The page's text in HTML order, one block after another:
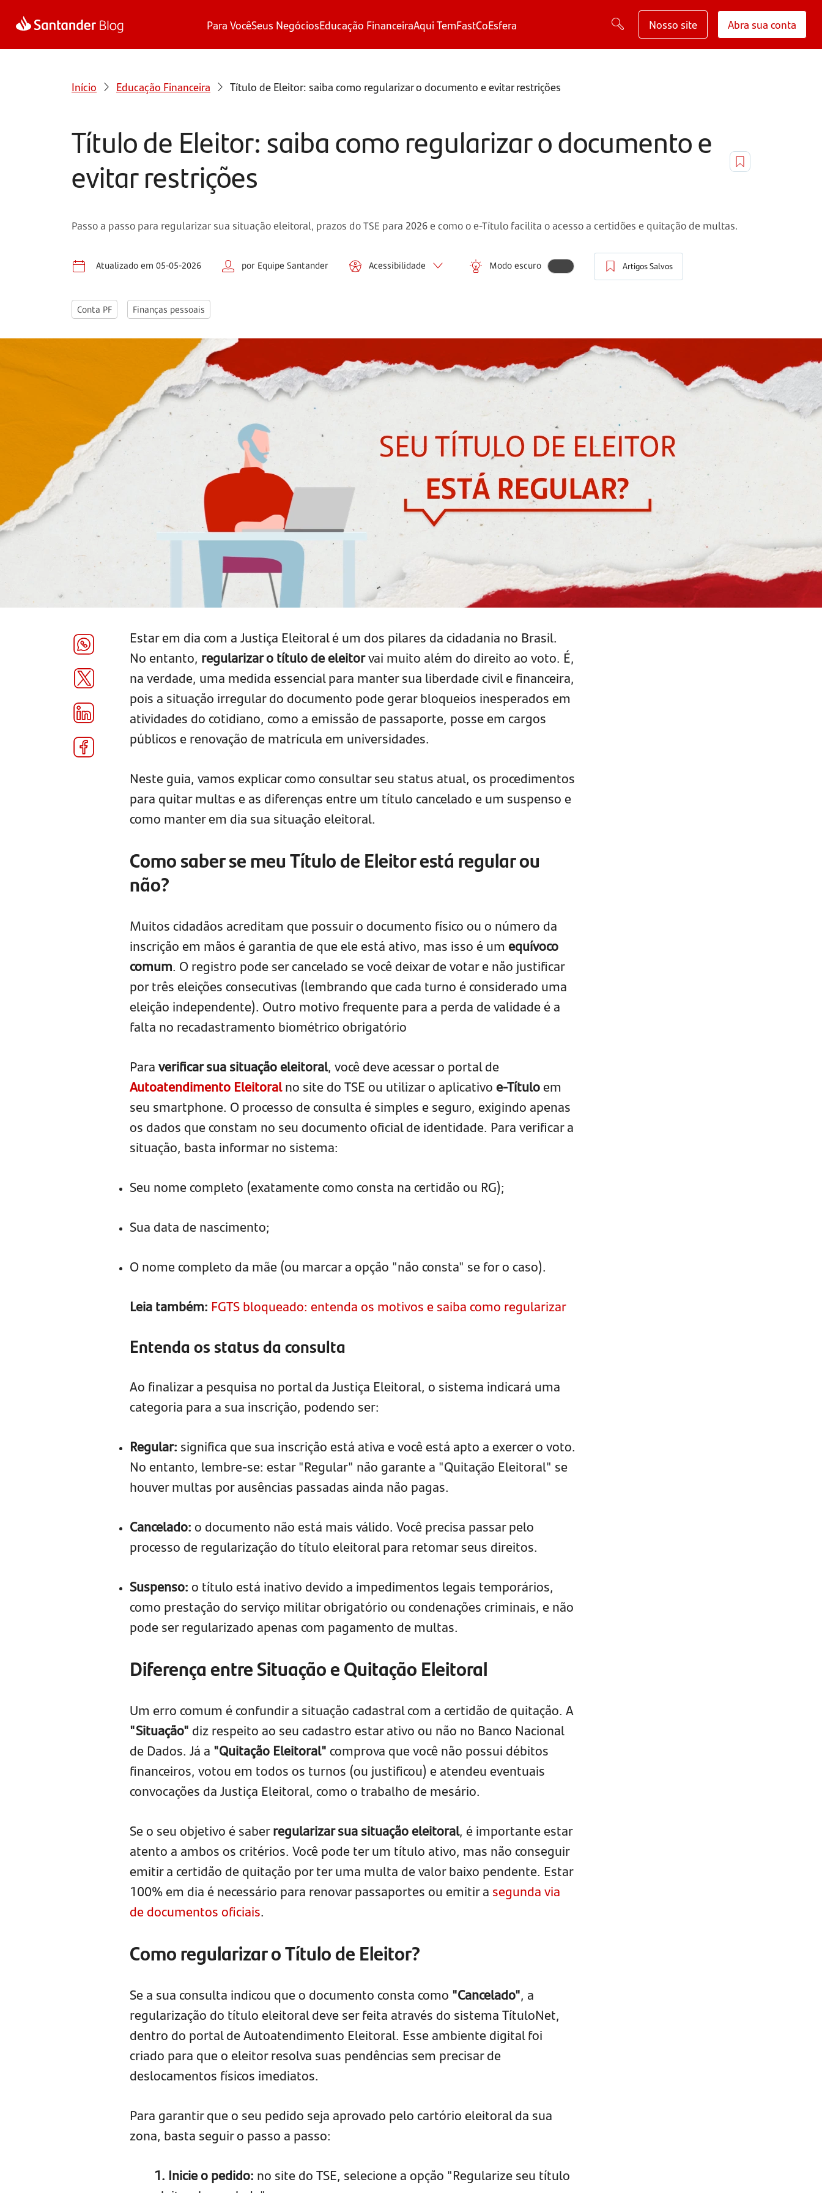
Para VocêSeus NegóciosEducação FinanceiraAqui TemFastCoEsfera Nosso site Abra sua conta
Início Educação Financeira Título de Eleitor: saiba como regularizar o documento e evitar restrições
Título de Eleitor: saiba como regularizar o documento e
evitar restrições
Passo a passo para regularizar sua situação eleitoral, prazos do TSE para 2026 e como o e-Título facilita o acesso a certidões e quitação de multas.
Atualizado em 05-05-2026 por Equipe Santander Acessibilidade Modo escuro Artigos Salvos
Conta PF Finanças pessoais
Estar em dia com a Justiça Eleitoral é um dos pilares da cidadania no Brasil.
No entanto, regularizar o título de eleitorvai muito além do direito ao voto. É,
na verdade, uma medida essencial para manter sua liberdade civil e financeira,
pois a situação irregular do documento pode gerar bloqueios inesperados em
atividades do cotidiano, como a emissão de passaporte, posse em cargos
públicos e renovação de matrícula em universidades.
Neste guia, vamos explicar como consultar seu status atual, os procedimentos
para quitar multas e as diferenças entre um título cancelado e um suspenso e
como manter em dia sua situação eleitoral.
Como saber se meu Título de Eleitor está regular ou
não?
Muitos cidadãos acreditam que possuir o documento físico ou o número da
inscrição em mãos é garantia de que ele está ativo, mas isso é umequívoco
comum. O registro pode ser cancelado se você deixar de votar e não justificar
por três eleições consecutivas (lembrando que cada turno é considerado uma
eleição independente). Outro motivo frequente para a perda de validade é a
falta no recadastramento biométrico obrigatório
Paraverificar sua situação eleitoral, você deve acessar o portal de
Autoatendimento Eleitoralno site do TSE ou utilizar o aplicativoe-Títuloem
seu smartphone. O processo de consulta é simples e seguro, exigindo apenas
os dados que constam no seu documento oficial de identidade. Para verificar a
situação, basta informar no sistema:
Seu nome completo (exatamente como consta na certidão ou RG);
Sua data de nascimento;
O nome completo da mãe (ou marcar a opção "não consta" se for o caso).
Leia também: FGTS bloqueado: entenda os motivos e saiba como regularizar
Entenda os status da consulta
Ao finalizar a pesquisa no portal da Justiça Eleitoral, o sistema indicará uma
categoria para a sua inscrição, podendo ser:
Regular: significa que sua inscrição está ativa e você está apto a exercer o voto.
No entanto, lembre-se: estar "Regular" não garante a "Quitação Eleitoral" se
houver multas por ausências passadas ainda não pagas.
Cancelado:o documento não está mais válido. Você precisa passar pelo
processo de regularização do título eleitoral para retomar seus direitos.
Suspenso:o título está inativo devido a impedimentos legais temporários,
como prestação do serviço militar obrigatório ou condenações criminais, e não
pode ser regularizado apenas com pagamento de multas.
Diferença entre Situação e Quitação Eleitoral
Um erro comum é confundir a situação cadastral com a certidão de quitação. A
"Situação" diz respeito ao seu cadastro estar ativo ou não no Banco Nacional
de Dados. Já a "Quitação Eleitoral"comprova que você não possui débitos
financeiros, votou em todos os turnos (ou justificou) e atendeu eventuais
convocações da Justiça Eleitoral, como o trabalho de mesário.
Se o seu objetivo é saberregularizar sua situação eleitoral, é importante estar
atento a ambos os critérios. Você pode ter um título ativo, mas não conseguir
emitir a certidão de quitação por ter uma multa de valor baixo pendente. Estar
100% em dia é necessário para renovar passaportes ou emitir a segunda via
de documentos oficiais.
Como regularizar o Título de Eleitor?
Se a sua consulta indicou que o documento consta como "Cancelado", a
regularização do título eleitoral deve ser feita através do sistema TítuloNet,
dentro do portal de Autoatendimento Eleitoral. Esse ambiente digital foi
criado para que o eleitor resolva suas pendências sem precisar de
deslocamentos físicos imediatos.
Para garantir que o seu pedido seja aprovado pelo cartório eleitoral da sua
zona, basta seguir o passo a passo:
1. Inicie o pedido: no site do TSE, selecione a opção "Regularize seu título